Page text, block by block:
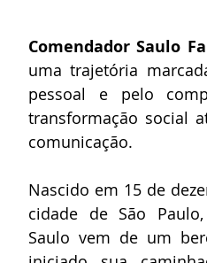
Comendador Saulo
uma trajetória
pessoal e pelo
transformação social
comunicação.
Nascido em 15 de
cidade de São
Saulo vem de um